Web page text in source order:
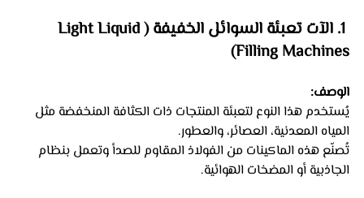
1. الآت تعبئة السوائل الخفيفة (Light Liquid
Filling Machines)
الوصف:
يُستخدم هذا النوع لتعبئة المنتجات ذات الكثافة المنخفضة مثل
المياه المعدنية، العصائر، والعطور.
تُصنّع هذه الماكينات من الفولاذ المقاوم للصدأ وتعمل بنظام
الجاذبية أو المضخات الهوائية.